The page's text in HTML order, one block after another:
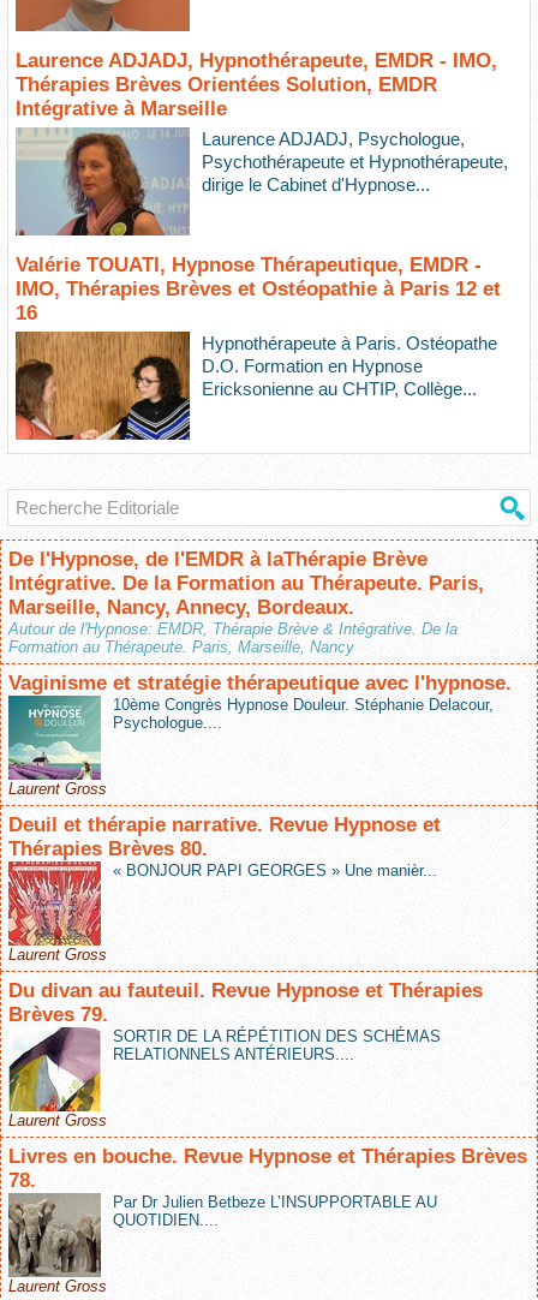
Laurence ADJADJ, Hypnothérapeute, EMDR - IMO,
Thérapies Brèves Orientées Solution, EMDR
Intégrative à Marseille
Laurence ADJADJ, Psychologue,
Psychothérapeute et Hypnothérapeute,
dirige le Cabinet d'Hypnose...
Valérie TOUATI, Hypnose Thérapeutique, EMDR -
IMO, Thérapies Brèves et Ostéopathie à Paris 12 et
16
Hypnothérapeute à Paris. Ostéopathe
D.O. Formation en Hypnose
Ericksonienne au CHTIP, Collège...
De l'Hypnose, de l'EMDR à laThérapie Brève
Intégrative. De la Formation au Thérapeute. Paris,
Marseille, Nancy, Annecy, Bordeaux.
Autour de l'Hypnose: EMDR, Thérapie Brève & Intégrative. De la
Formation au Thérapeute. Paris, Marseille, Nancy
Vaginisme et stratégie thérapeutique avec l'hypnose.
10ème Congrès Hypnose Douleur. Stéphanie Delacour,
Psychologue....
Laurent Gross
Deuil et thérapie narrative. Revue Hypnose et
Thérapies Brèves 80.
« BONJOUR PAPI GEORGES » Une manièr...
Laurent Gross
Du divan au fauteuil. Revue Hypnose et Thérapies
Brèves 79.
SORTIR DE LA RÉPÉTITION DES SCHÉMAS
RELATIONNELS ANTÉRIEURS....
Laurent Gross
Livres en bouche. Revue Hypnose et Thérapies Brèves
78.
Par Dr Julien Betbeze L’INSUPPORTABLE AU
QUOTIDIEN....
Laurent Gross